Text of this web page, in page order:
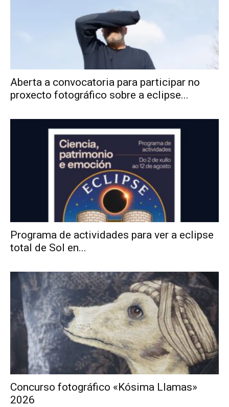
Aberta a convocatoria para participar no
proxecto fotográfico sobre a eclipse...
Programa de actividades para ver a eclipse
total de Sol en...
Concurso fotográfico «Kósima Llamas»
2026